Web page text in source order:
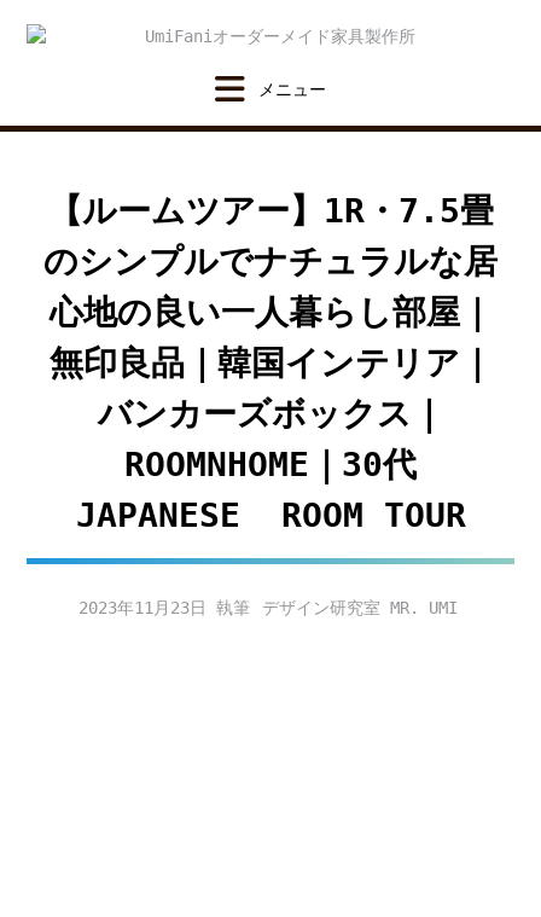
【ルームツアー】1R・7.5畳
のシンプルでナチュラルな居
心地の良い一人暮らし部屋｜
無印良品｜韓国インテリア｜
バンカーズボックス｜
ROOMNHOME｜30代
JAPANESE ROOM TOUR
2023年11月23日 デザイン研究室 MR. UMI